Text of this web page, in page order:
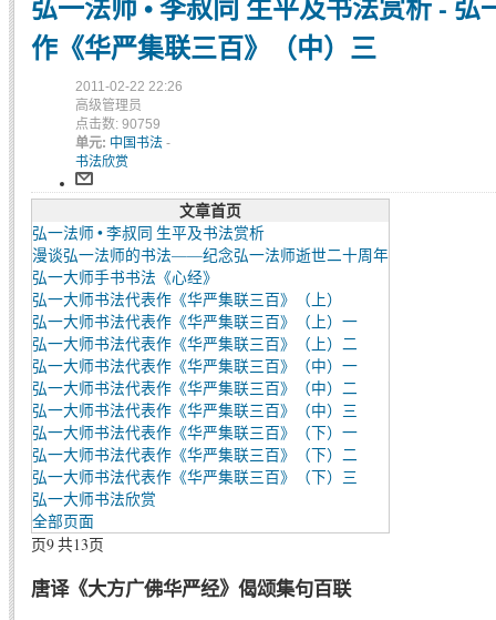
作《华严集联三百》（中）三
2011-02-22 22:26
高级管理员
点击数: 90759
单元: 中国书法 -
书法欣赏
文章首页
弘一法师 • 李叔同 生平及书法赏析
漫谈弘一法师的书法——纪念弘一法师逝世二十周年
弘一大师手书书法《心经》
弘一大师书法代表作《华严集联三百》（上）
弘一大师书法代表作《华严集联三百》（上）一
弘一大师书法代表作《华严集联三百》（上）二
弘一大师书法代表作《华严集联三百》（中）一
弘一大师书法代表作《华严集联三百》（中）二
弘一大师书法代表作《华严集联三百》（中）三
弘一大师书法代表作《华严集联三百》（下）一
弘一大师书法代表作《华严集联三百》（下）二
弘一大师书法代表作《华严集联三百》（下）三
弘一大师书法欣赏
全部页面
页9 共13页
唐译《大方广佛华严经》偈颂集句百联